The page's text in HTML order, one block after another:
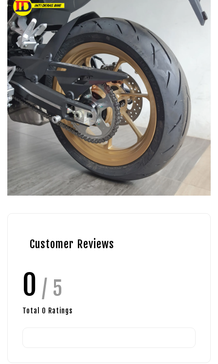
Customer Reviews
0 / 5
Total 0 Ratings